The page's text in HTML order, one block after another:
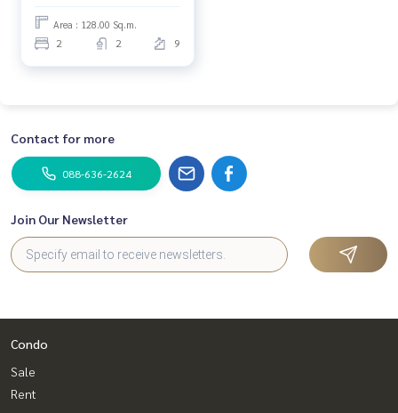
Area : 128.00 Sq.m.
2 2 9
Contact for more
088-636-2624
Join Our Newsletter
Condo
Sale
Rent